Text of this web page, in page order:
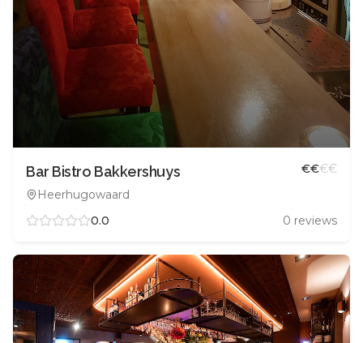
Bar Bistro Bakkershuys
Heerhugowaard
€€€€
0.0 0 reviews